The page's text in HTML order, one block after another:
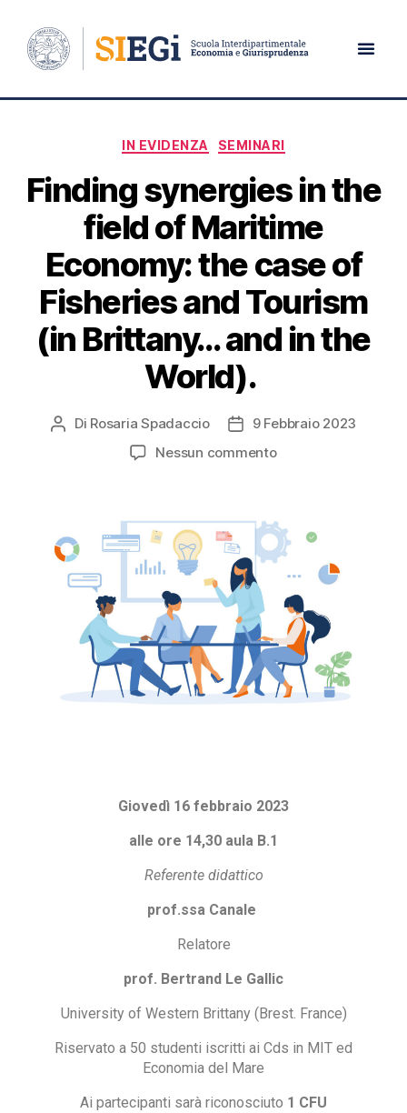
Categoria:
IN EVIDENZA SEMINARI
Finding synergies in the
field of Maritime
Economy: the case of
Fisheries and Tourism
(in Brittany… and in the
World).
Di Rosaria Spadaccio
9 Febbraio 2023
Nessun commento
Giovedì 16 febbraio 2023
alle ore 14,30 aula B.1
Referente didattico
prof.ssa Canale
Relatore
prof. Bertrand Le Gallic
University of Western Brittany (Brest. France)
Riservato a 50 studenti iscritti ai Cds in MIT ed
Economia del Mare
Ai partecipanti sarà riconosciuto 1 CFU